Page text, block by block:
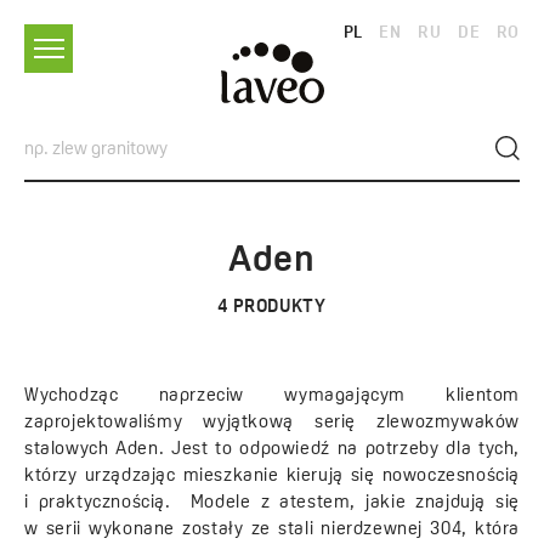
PL EN RU DE RO
Aden
4 PRODUKTY
Wychodząc naprzeciw wymagającym klientom
zaprojektowaliśmy wyjątkową serię zlewozmywaków
stalowych Aden. Jest to odpowiedź na potrzeby dla tych,
którzy urządzając mieszkanie kierują się nowoczesnością
i praktycznością. Modele z atestem, jakie znajdują się
w serii wykonane zostały ze stali nierdzewnej 304, która